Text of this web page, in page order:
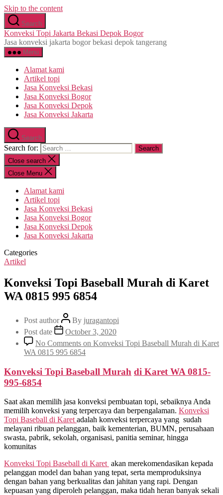
Skip to the content
Search
Konveksi Topi Jakarta Bekasi Depok Bogor
Jasa konveksi jakarta bogor bekasi depok tangerang
Menu
Alamat kami
Artikel topi
Jasa Konveksi Bekasi
Jasa Konveksi Bogor
Jasa Konveksi Depok
Jasa Konveksi Jakarta
Search
Search for:
Close search
Close Menu
Alamat kami
Artikel topi
Jasa Konveksi Bekasi
Jasa Konveksi Bogor
Jasa Konveksi Depok
Jasa Konveksi Jakarta
Categories
Artikel
Konveksi Topi Baseball Murah di Karet
WA 0815 995 6854
Post author By juragantopi
Post date
October 3, 2020
No Comments on Konveksi Topi Baseball Murah di Karet
WA 0815 995 6854
Konveksi Topi Baseball Murah di Karet WA 0815-
995-6854
Saat akan memilih jasa konveksi pembuatan topi, sebaiknya Anda
memilih konveksi yang terpercaya dan berpengalaman. Konveksi
Topi Baseball di Karet adalah konveksi terpercaya yang sudah
melayani ribuan pelanggan, baik kementerian, BUMN, perusahaan
swasta, pabrik, sekolah, organisasi, panitia seminar, hingga
komunitas
Konveksi Topi Baseball di Karet akan merekomendasikan kepada
pelanggan model dan bahan yang tepat, serta memproduksinya
dengan bahan yang berkualitas dan jahitan yang rapi. Dengan
kepuasan yang diperoleh pelanggan, maka tidah heran banyak sekali